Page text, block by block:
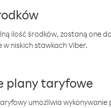
ilość środków, zostaną one
w niskich stawkach Viber.
plany taryfowe
umożliwia